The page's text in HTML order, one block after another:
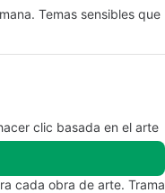
Temas sensibles que
clic basada en el arte
cada obra de arte. Trama